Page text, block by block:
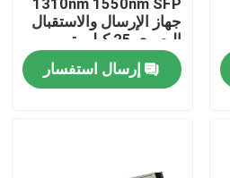
1310nm 1550nm SFP
جهاز الإرسال والاستقبال
البصري 25 كيلومتر
إرسال استفسار